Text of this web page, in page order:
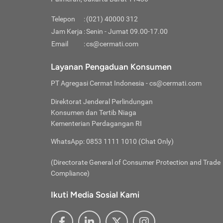
rendah
Jika
Kredit
Telepon :(021) 40000 312
Jam Kerja :Senin - Jumat 09.00-17.00
Email
:cs@cermati.com
Layanan Pengaduan Konsumen
PT Agregasi Cermat Indonesia - cs@cermati.com
Direktorat Jenderal Perlindungan
Konsumen dan Tertib Niaga
Kementerian Perdagangan RI
WhatsApp: 0853 1111 1010 (Chat Only)
(Directorate General of Consumer Protection and Trade
Compliance)
Ikuti Media Sosial Kami